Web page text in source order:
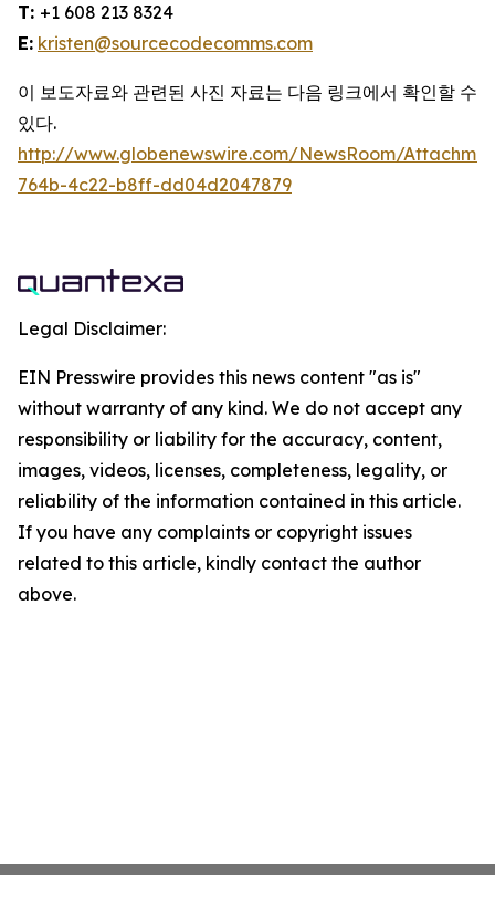
T: +1 608 213 8324
E: kristen@sourcecodecomms.com
이 보도자료와 관련된 사진 자료는 다음 링크에서 확인할 수
있다.
http://www.globenewswire.com/NewsRoom/
764b-4c22-b8ff-dd04d2047879
Legal Disclaimer:
EIN Presswire provides this news content "as is"
without warranty of any kind. We do not accept any
responsibility or liability for the accuracy, content,
images, videos, licenses, completeness, legality, or
reliability of the information contained in this article.
If you have any complaints or copyright issues
related to this article, kindly contact the author
above.